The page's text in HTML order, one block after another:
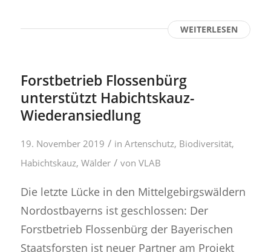
WEITERLESEN
Forstbetrieb Flossenbürg
unterstützt Habichtskauz-
Wiederansiedlung
19. November 2019 / in Artenschutz, Biodiversität,
Habichtskauz, Wälder / von VLAB
Die letzte Lücke in den Mittelgebirgswäldern
Nordostbayerns ist geschlossen: Der
Forstbetrieb Flossenbürg der Bayerischen
Staatsforsten ist neuer Partner am Projekt